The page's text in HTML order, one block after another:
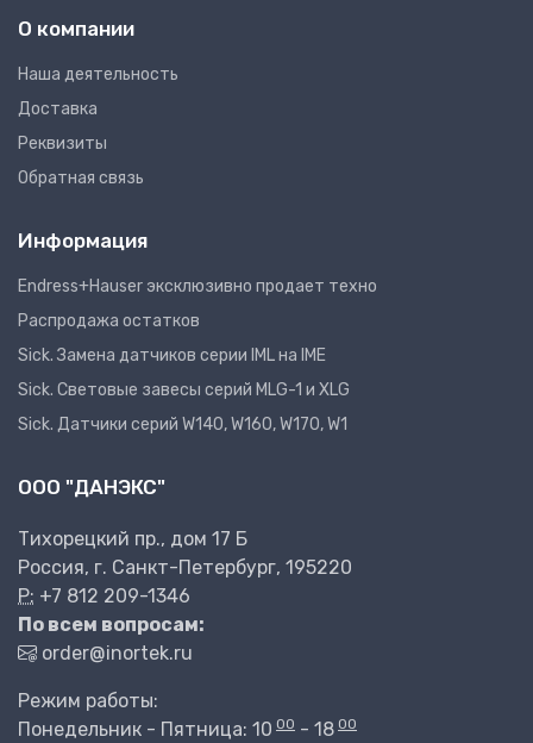
О компании
Наша деятельность
Доставка
Реквизиты
Обратная связь
Информация
Endress+Hauser эксклюзивно продает техно
Распродажа остатков
Sick. Замена датчиков серии IML на IME
Sick. Световые завесы серий MLG-1 и XLG
Sick. Датчики серий W140, W160, W170, W1
ООО "ДАНЭКС"
Тихорецкий пр., дом 17 Б
Россия, г. Санкт-Петербург, 195220
P: +7 812 209-1346
По всем вопросам:
order@inortek.ru
Режим работы:
Понедельник - Пятница: 10 00 - 18 00